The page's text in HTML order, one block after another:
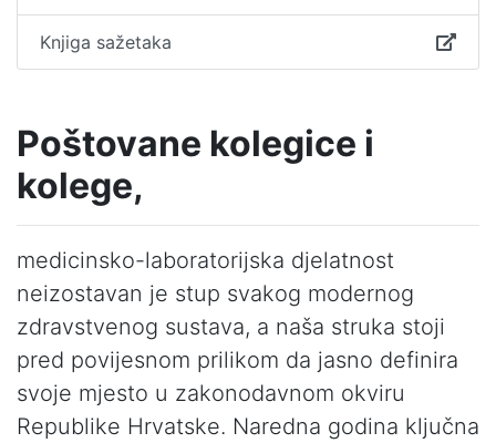
Knjiga sažetaka
Poštovane kolegice i
kolege,
medicinsko-laboratorijska djelatnost
neizostavan je stup svakog modernog
zdravstvenog sustava, a naša struka stoji
pred povijesnom prilikom da jasno definira
svoje mjesto u zakonodavnom okviru
Republike Hrvatske. Naredna godina ključna